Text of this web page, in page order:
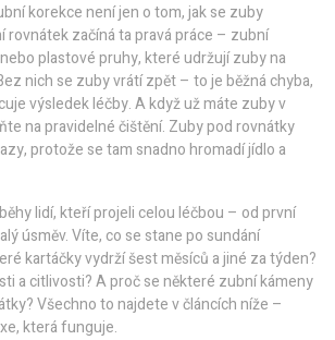
korekce není jen o tom, jak se zuby
rovnátek začíná ta pravá práce – zubní
plastové pruhy, které udržují zuby na
nich se zuby vrátí zpět – to je běžná chyba,
výsledek léčby. A když už máte zuby v
na pravidelné čištění. Zuby pod rovnátky
protože se tam snadno hromadí jídlo a
lidí, kteří projeli celou léčbou – od první
úsměv. Víte, co se stane po sundání
kartáčky vydrží šest měsíců a jiné za týden?
a citlivosti? A proč se některé zubní kámeny
Všechno to najdete v článcích níže –
která funguje.